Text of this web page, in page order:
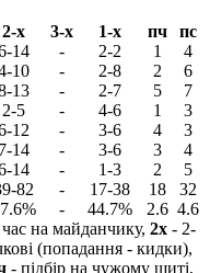
2-х 3-х 1-х пч
пс
14 - 2-2 1
4
10 - 2-8 2
6
13 - 2-7 5
7
2-5 - 4-6 1
3
12 - 3-6 4
3
7-14 - 3-6 3
4
14 - 1-3 2
5
82 - 17-38 18
32
- 44.7% 2.6 4.6
на майданчику, 2х - 2-
(попадання - кидки),
- підбір на чужому щиті,